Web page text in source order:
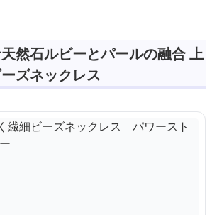
然石ルビーとパールの融合 上
ズネックレス